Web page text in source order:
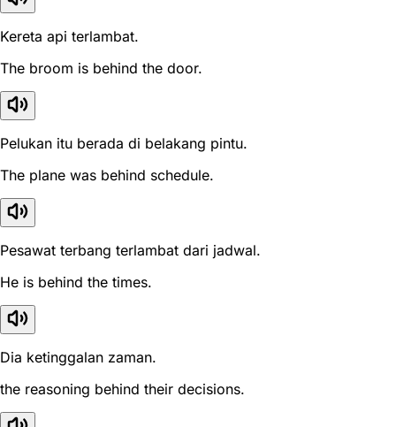
Kereta api terlambat.
The broom is behind the door.
Pelukan itu berada di belakang pintu.
The plane was behind schedule.
Pesawat terbang terlambat dari jadwal.
He is behind the times.
Dia ketinggalan zaman.
the reasoning behind their decisions.